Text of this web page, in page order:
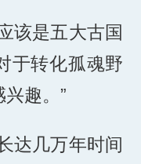
该是五大古国
于转化孤魂野
趣。”
达几万年时间